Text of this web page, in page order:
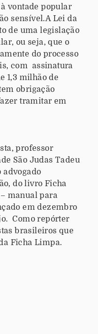
vontade popular
sensível.A Lei da
de uma legislação
ou seja, que o
do processo
com assinatura
1,3 milhão de
obrigação
tramitar em
professor
São Judas Tadeu
advogado
do livro Ficha
manual para
em dezembro
Como repórter
brasileiros que
Ficha Limpa.